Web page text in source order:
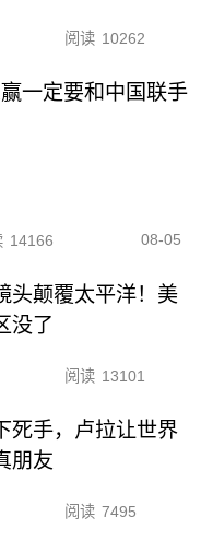
阅读 10262
一定要和中国联手
14166 08-05
头颠覆太平洋！美
没了
阅读 13101
死手，卢拉让世界
朋友
阅读 7495